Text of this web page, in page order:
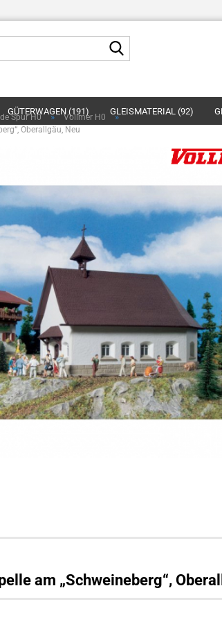
GÜTERWAGEN (191) GLEISMATERIAL (92)
Spur H0 » Vollmer H0 »
Oberallgäu, Neu
am „Schweineberg“,